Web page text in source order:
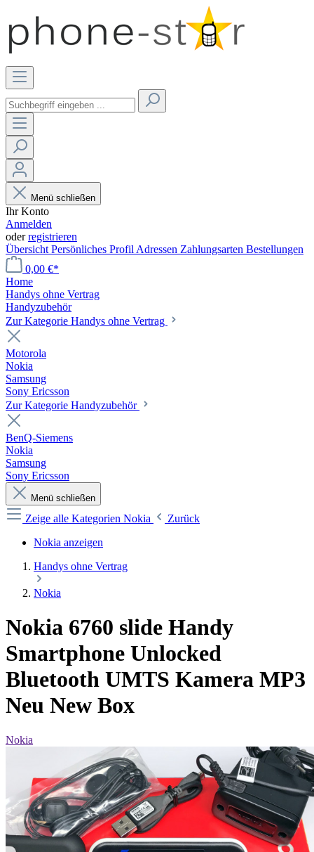
Menü schließen
Ihr Konto
Anmelden
oderregistrieren
Übersicht Persönliches Profil Adressen Zahlungsarten Bestellungen
0,00 €*
Home
Handys ohne Vertrag
Handyzubehör
Zur Kategorie Handys ohne Vertrag
Motorola
Nokia
Samsung
Sony Ericsson
Zur Kategorie Handyzubehör
BenQ-Siemens
Nokia
Samsung
Sony Ericsson
Menü schließen
Zeige alle Kategorien Nokia
Zurück
Nokia anzeigen
Handys ohne Vertrag
Nokia
Nokia 6760 slide Handy
Smartphone Unlocked
Bluetooth UMTS Kamera MP3
Neu New Box
Nokia